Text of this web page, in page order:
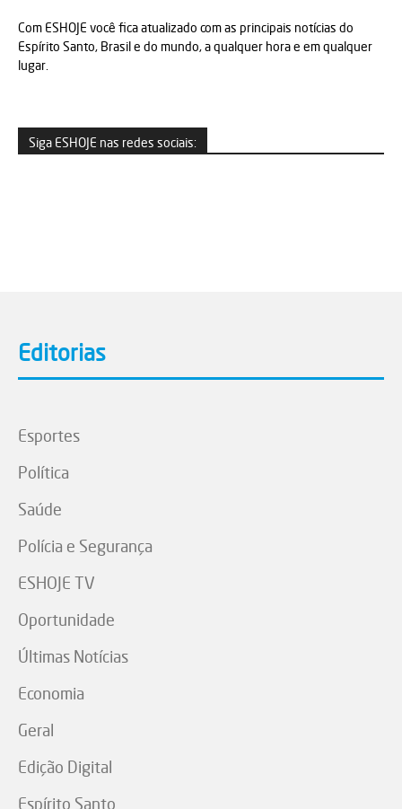
Com ESHOJE você fica atualizado com as principais notícias do
Espírito Santo, Brasil e do mundo, a qualquer hora e em qualquer
lugar.
Siga ESHOJE nas redes sociais:
Editorias
Esportes
Política
Saúde
Polícia e Segurança
ESHOJE TV
Oportunidade
Últimas Notícias
Economia
Geral
Edição Digital
Espírito Santo